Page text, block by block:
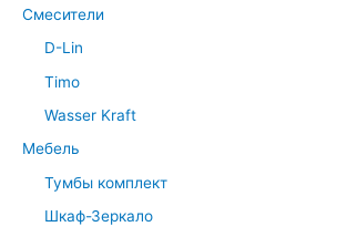
Смесители
D-Lin
Timo
Wasser Kraft
Мебель
Тумбы комплект
Шкаф-Зеркало